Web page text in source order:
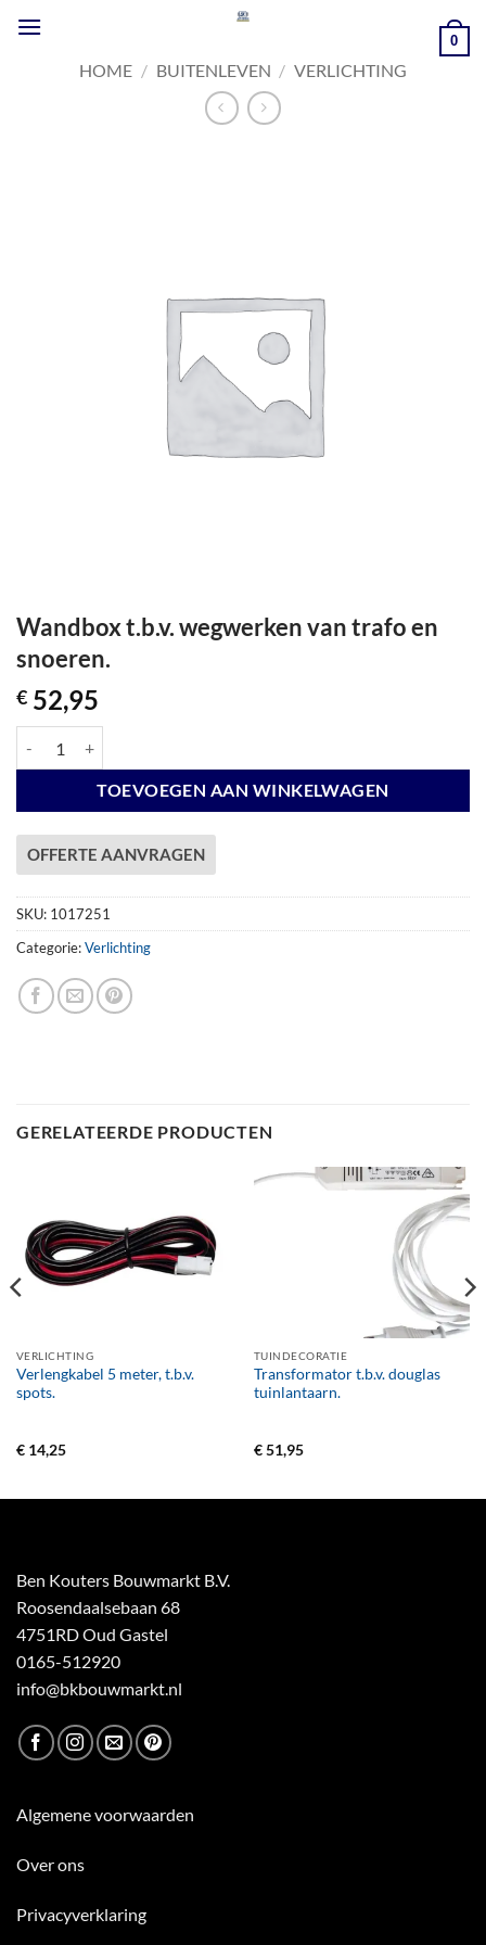
naar
0
HOME / BUITENLEVEN / VERLICHTING
Wandbox t.b.v. wegwerken van trafo en
snoeren.
€ 52,95
TOEVOEGEN AAN WINKELWAGEN
OFFERTE AANVRAGEN
SKU: 1017251
Categorie:Verlichting
GERELATEERDE PRODUCTEN
VERLICHTING
Verlengkabel 5 meter, t.b.v.
spots.
€14,25
TUINDECORATIE
Transformator t.b.v. douglas
tuinlantaarn.
€51,95
Ben Kouters Bouwmarkt B.V.
Roosendaalsebaan 68
4751RD Oud Gastel
0165-512920
info@bkbouwmarkt.nl
Algemene voorwaarden
Over ons
Privacyverklaring